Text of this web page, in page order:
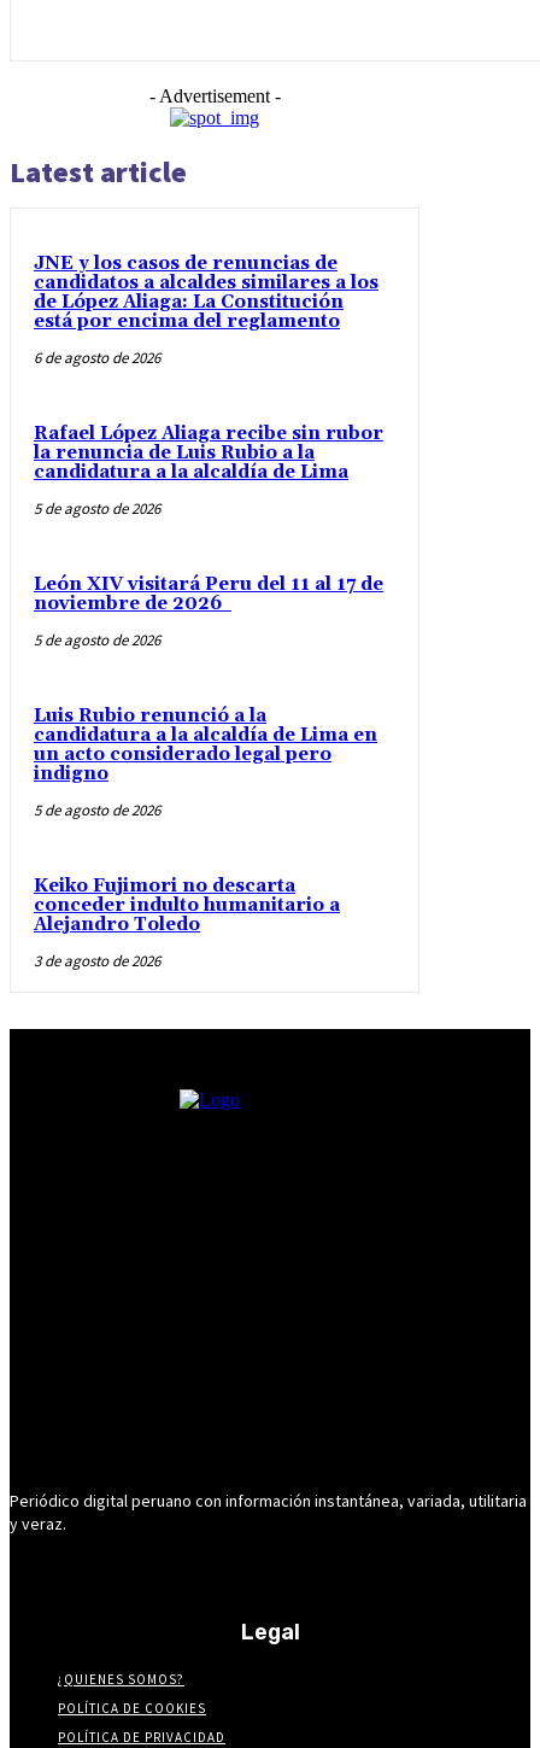
- Advertisement -
Latest article
JNE y los casos de renuncias de
candidatos a alcaldes similares a los
de López Aliaga: La Constitución
está por encima del reglamento
6 de agosto de 2026
Rafael López Aliaga recibe sin rubor
la renuncia de Luis Rubio a la
candidatura a la alcaldía de Lima
5 de agosto de 2026
León XIV visitará Peru del 11 al 17 de
noviembre de 2026
5 de agosto de 2026
Luis Rubio renunció a la
candidatura a la alcaldía de Lima en
un acto considerado legal pero
indigno
5 de agosto de 2026
Keiko Fujimori no descarta
conceder indulto humanitario a
Alejandro Toledo
3 de agosto de 2026
Periódico digital peruano con información instantánea, variada, utilitaria
y veraz.
Legal
¿QUIENES SOMOS?
POLÍTICA DE COOKIES
POLÍTICA DE PRIVACIDAD